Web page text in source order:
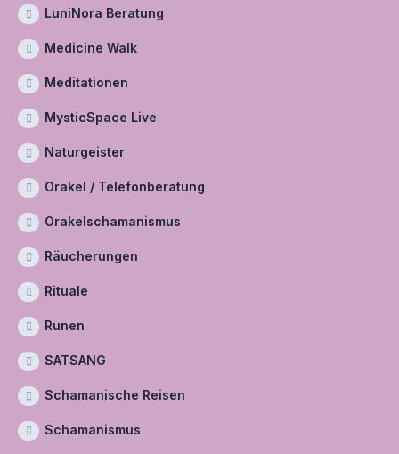
LuniNora Beratung
Medicine Walk
Meditationen
MysticSpace Live
Naturgeister
Orakel / Telefonberatung
Orakelschamanismus
Räucherungen
Rituale
Runen
SATSANG
Schamanische Reisen
Schamanismus